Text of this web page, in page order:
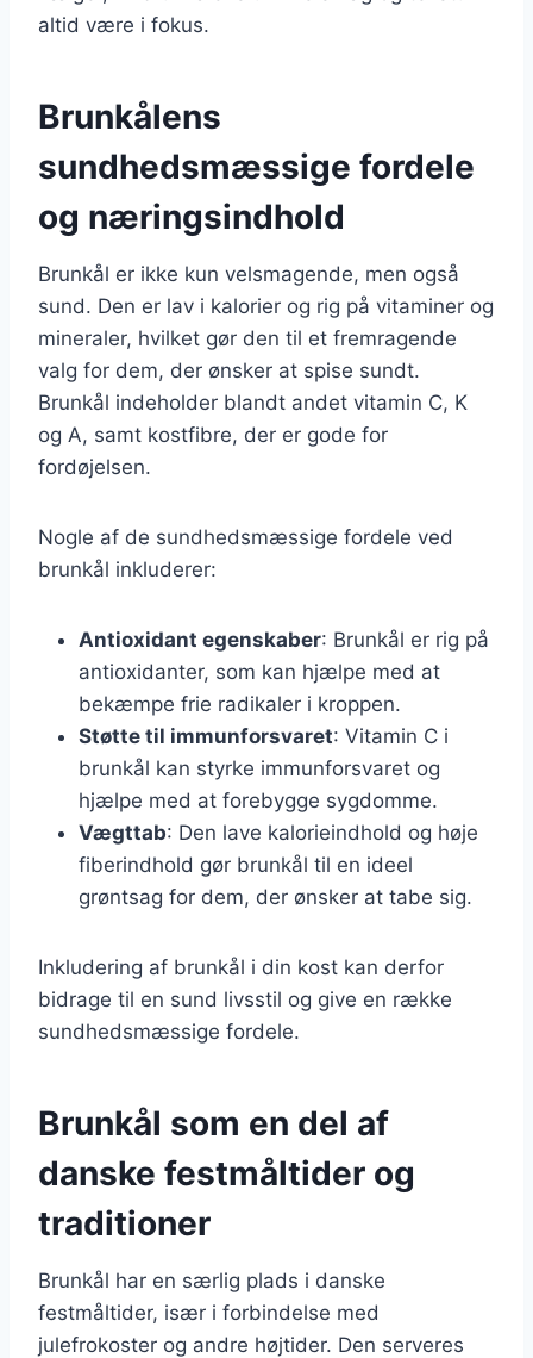
altid være i fokus.
Brunkålens
sundhedsmæssige fordele
og næringsindhold
Brunkål er ikke kun velsmagende, men også
sund. Den er lav i kalorier og rig på vitaminer og
mineraler, hvilket gør den til et fremragende
valg for dem, der ønsker at spise sundt.
Brunkål indeholder blandt andet vitamin C, K
og A, samt kostfibre, der er gode for
fordøjelsen.
Nogle af de sundhedsmæssige fordele ved
brunkål inkluderer:
Antioxidant egenskaber: Brunkål er rig på
antioxidanter, som kan hjælpe med at
bekæmpe frie radikaler i kroppen.
Støtte til immunforsvaret: Vitamin C i
brunkål kan styrke immunforsvaret og
hjælpe med at forebygge sygdomme.
Vægttab: Den lave kalorieindhold og høje
fiberindhold gør brunkål til en ideel
grøntsag for dem, der ønsker at tabe sig.
Inkludering af brunkål i din kost kan derfor
bidrage til en sund livsstil og give en række
sundhedsmæssige fordele.
Brunkål som en del af
danske festmåltider og
traditioner
Brunkål har en særlig plads i danske
festmåltider, især i forbindelse med
julefrokoster og andre højtider. Den serveres